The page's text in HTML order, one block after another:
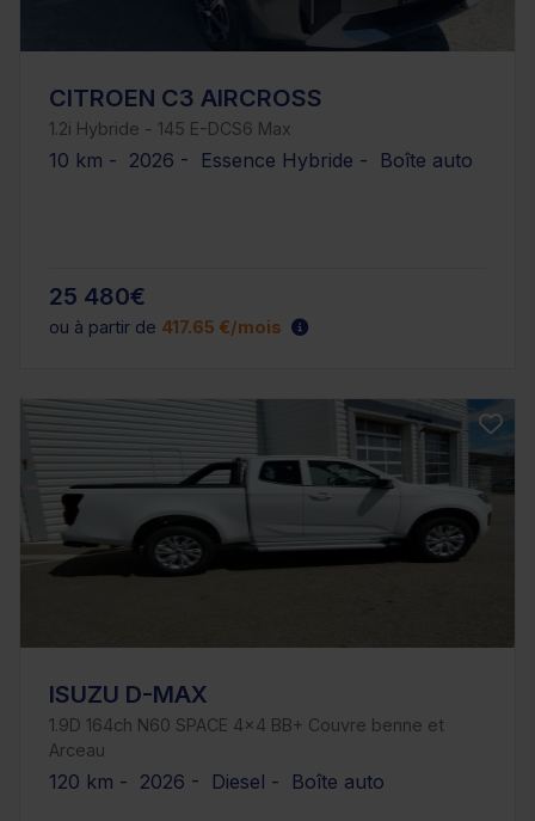
CITROEN C3 AIRCROSS
1.2i Hybride - 145 E-DCS6 Max
10 km - 2026 - Essence Hybride - Boîte auto
25 480€
ou à partir de 417.65 €/mois
ISUZU D-MAX
1.9D 164ch N60 SPACE 4x4 BB+ Couvre benne et
Arceau
120 km - 2026 - Diesel - Boîte auto